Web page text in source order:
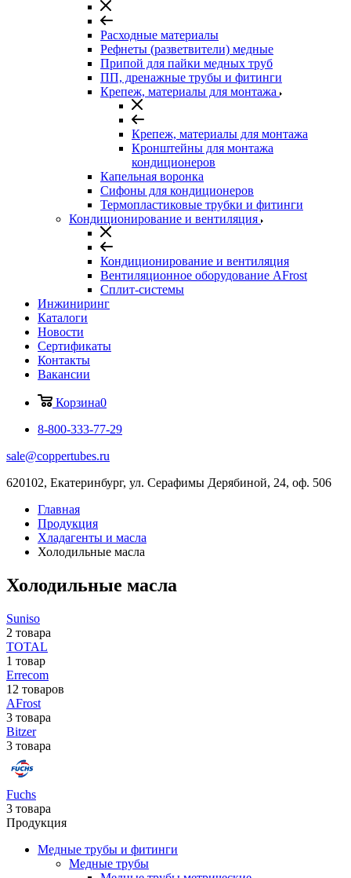
Расходные материалы
Рефнеты (разветвители) медные
Припой для пайки медных труб
ПП, дренажные трубы и фитинги
Крепеж, материалы для монтажа
Крепеж, материалы для монтажа
Кронштейны для монтажа
кондиционеров
Капельная воронка
Сифоны для кондиционеров
Термопластиковые трубки и фитинги
Кондиционирование и вентиляция
Кондиционирование и вентиляция
Вентиляционное оборудование AFrost
Сплит-системы
Инжиниринг
Каталоги
Новости
Сертификаты
Контакты
Вакансии
Корзина0
8-800-333-77-29
sale@coppertubes.ru
620102, Екатеринбург, ул. Серафимы Дерябиной, 24, оф. 506
Главная
Продукция
Хладагенты и масла
Холодильные масла
Холодильные масла
Suniso
2 товара
TOTAL
1 товар
Errecom
12 товаров
AFrost
3 товара
Bitzer
3 товара
Fuchs
3 товара
Продукция
Медные трубы и фитинги
Медные трубы